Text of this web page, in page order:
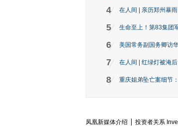
4 在人间 | 亲历郑州暴
5 生命至上！第83集团
6 美国常务副国务卿访
7 在人间 | 红绿灯被淹
8 重庆姐弟坠亡案细节
凤凰新媒体介绍 投资者关系